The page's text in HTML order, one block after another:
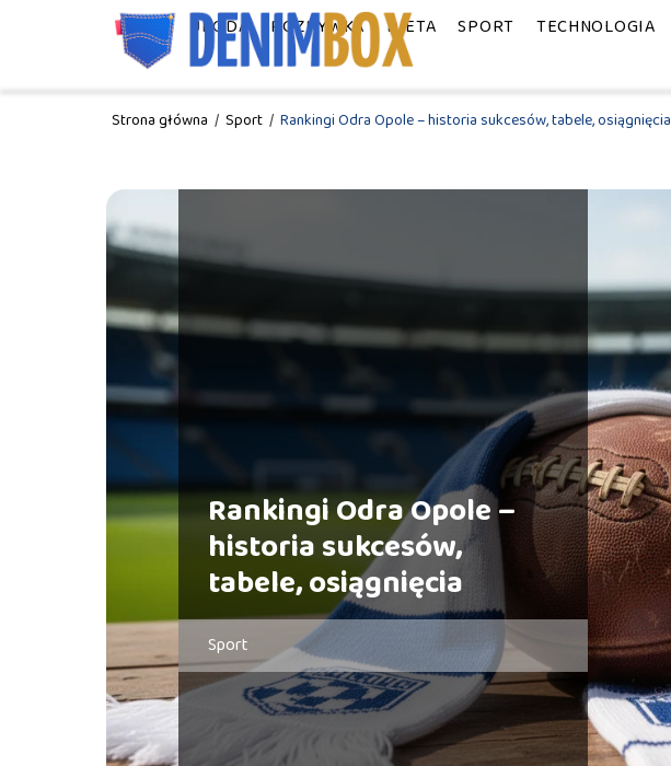
MODA URODA ROZRYWKA DIETA SPORT TECHNOLOGIA
Strona główna / Sport / Rankingi Odra Opole – historia sukcesów, tabele, osiągnięcia
Rankingi Odra Opole –
historia sukcesów,
tabele, osiągnięcia
Sport